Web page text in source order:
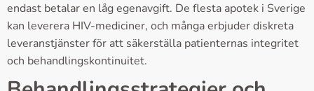
endast betalar en låg egenavgift. De flesta apotek i Sverige
kan leverera HIV-mediciner, och många erbjuder diskreta
leveranstjänster för att säkerställa patienternas integritet
och behandlingskontinuitet.